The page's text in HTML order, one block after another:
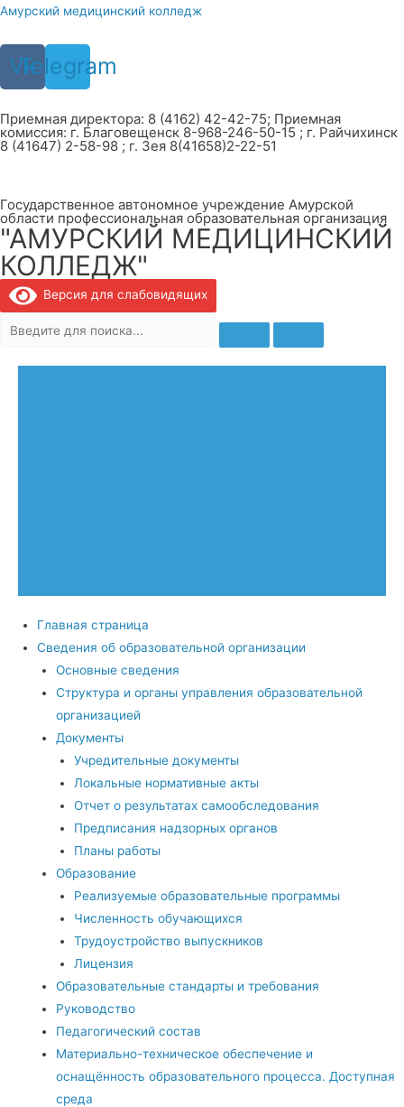
Перейти
содержимому
Амурский медицинский колледж
Vk
Telegram
Приемная директора: 8 (4162) 42-42-75; Приемная
комиссия: г. Благовещенск 8-968-246-50-15 ; г. Райчихинск
8 (41647) 2-58-98 ; г. Зея 8(41658)2-22-51
Государственное автономное учреждение Амурской
области профессиональная образовательная организация
"АМУРСКИЙ МЕДИЦИНСКИЙ
КОЛЛЕДЖ"
Версия для слабовидящих
Главная страница
Сведения об образовательной организации
Основные сведения
Структура и органы управления образовательной
организацией
Документы
Учредительные документы
Локальные нормативные акты
Отчет о результатах самообследования
Предписания надзорных органов
Планы работы
Образование
Реализуемые образовательные программы
Численность обучающихся
Трудоустройство выпускников
Лицензия
Образовательные стандарты и требования
Руководство
Педагогический состав
Материально-техническое обеспечение и
оснащённость образовательного процесса. Доступная
среда